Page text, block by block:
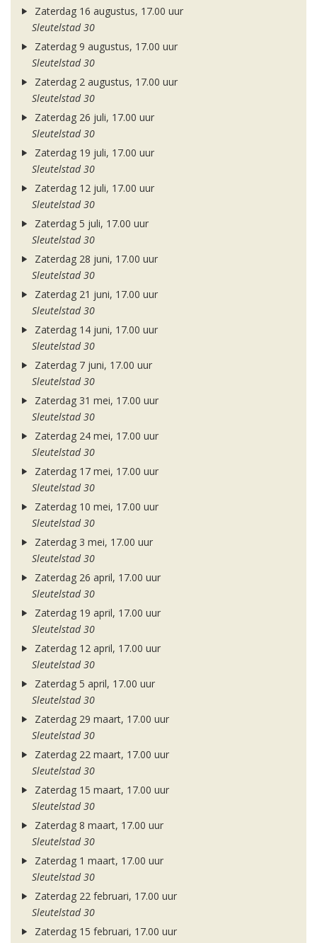
Zaterdag 16 augustus, 17.00 uur
Sleutelstad 30
Zaterdag 9 augustus, 17.00 uur
Sleutelstad 30
Zaterdag 2 augustus, 17.00 uur
Sleutelstad 30
Zaterdag 26 juli, 17.00 uur
Sleutelstad 30
Zaterdag 19 juli, 17.00 uur
Sleutelstad 30
Zaterdag 12 juli, 17.00 uur
Sleutelstad 30
Zaterdag 5 juli, 17.00 uur
Sleutelstad 30
Zaterdag 28 juni, 17.00 uur
Sleutelstad 30
Zaterdag 21 juni, 17.00 uur
Sleutelstad 30
Zaterdag 14 juni, 17.00 uur
Sleutelstad 30
Zaterdag 7 juni, 17.00 uur
Sleutelstad 30
Zaterdag 31 mei, 17.00 uur
Sleutelstad 30
Zaterdag 24 mei, 17.00 uur
Sleutelstad 30
Zaterdag 17 mei, 17.00 uur
Sleutelstad 30
Zaterdag 10 mei, 17.00 uur
Sleutelstad 30
Zaterdag 3 mei, 17.00 uur
Sleutelstad 30
Zaterdag 26 april, 17.00 uur
Sleutelstad 30
Zaterdag 19 april, 17.00 uur
Sleutelstad 30
Zaterdag 12 april, 17.00 uur
Sleutelstad 30
Zaterdag 5 april, 17.00 uur
Sleutelstad 30
Zaterdag 29 maart, 17.00 uur
Sleutelstad 30
Zaterdag 22 maart, 17.00 uur
Sleutelstad 30
Zaterdag 15 maart, 17.00 uur
Sleutelstad 30
Zaterdag 8 maart, 17.00 uur
Sleutelstad 30
Zaterdag 1 maart, 17.00 uur
Sleutelstad 30
Zaterdag 22 februari, 17.00 uur
Sleutelstad 30
Zaterdag 15 februari, 17.00 uur